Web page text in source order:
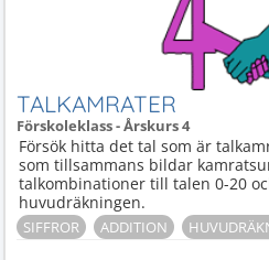
TALKAMRATER
Förskoleklass - Årskurs 4
Försök hitta det tal som är
som tillsammans bildar
talkombinationer till talen 0-20
huvudräkningen.
SIFFROR ADDITION